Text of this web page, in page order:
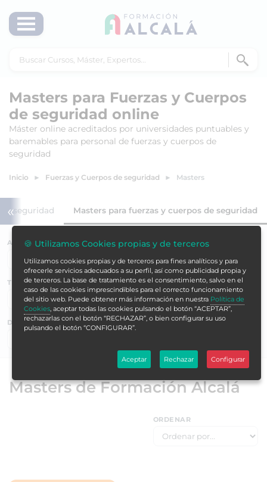
Masters para Fuerzas y Cuerpos
de seguridad online
Máster online acreditados por universidades puntuables y
baremables para personal de fuerzas y cuerpos de
seguridad
Inicio Fuerzas y Cuerpos de seguridad Masters
«seguridad Masters para fuerzas y cuerpos de seguridad
ACREDITACIÓN
TEMÁTICAS
DURACIÓN EN HORAS
Masters de Formación Alcalá
ORDENAR
🍪 Utilizamos Cookies propias y de terceros
Utilizamos cookies propias y de terceros para fines analíticos y para
ofrecerle servicios adecuados a su perfil, así como publicidad propia y
de terceros. La base de tratamiento es el consentimiento, salvo en el
caso de las cookies imprescindibles para el correcto funcionamiento
del sitio web. Puede obtener más información en nuestra Política de
Cookies , aceptar todas las cookies pulsando el botón “ACEPTAR”,
rechazarlas con el botón “RECHAZAR”, o bien configurar su uso
pulsando el botón “CONFIGURAR”.
Aceptar Rechazar Configurar